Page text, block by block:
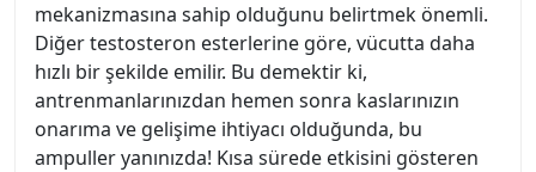
mekanizmasına sahip olduğunu belirtmek önemli.
Diğer testosteron esterlerine göre, vücutta daha
hızlı bir şekilde emilir. Bu demektir ki,
antrenmanlarınızdan hemen sonra kaslarınızın
onarıma ve gelişime ihtiyacı olduğunda, bu
ampuller yanınızda! Kısa sürede etkisini gösteren